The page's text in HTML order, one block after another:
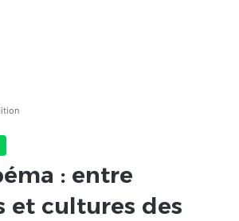
: entre
et cultures des